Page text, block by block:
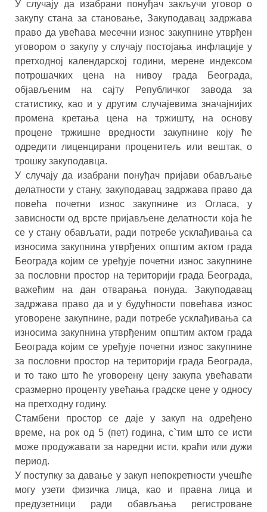
У случају да изабрани понуђач закључи уговор о
закупу стана за становање, Закуподавац задржава
право да увећава месечни износ закупнине утврђен
уговором о закупу у случају постојања инфлације у
претходној календарској години, мерене индексом
потрошачких цена на нивоу града Београда,
објављеним на сајту Републичког завода за
статистику, као и у другим случајевима значајнијих
промена кретања цена на тржишту, на основу
процене тржишне вредности закупнине коју ће
одредити лиценцирани проценитељ или вештак, о
трошку закуподавца.
У случају да изабрани понуђач пријави обављање
делатности у стану, закуподавац задржава право да
повећа почетни износ закупнине из Огласа, у
зависности од врсте пријављене делатности која ће
се у стану обављати, ради потребе усклађивања са
износима закупнина утврђених општим актом града
Београда којим се уређује почетни износ закупнине
за пословни простор на територији града Београда,
важећим на дан отварања понуда. Закуподавац
задржава право да и у будућности повећава износ
уговорене закупнине, ради потребе усклађивања са
износима закупнина утврђеним општим актом града
Београда којим се уређује почетни износ закупнине
за пословни простор на територији града Београда,
и то тако што ће уговорену цену закупа увећавати
сразмерно проценту увећања градске цене у односу
на претходну годину.
Стамбени простор се даје у закуп на одређено
време, на рок од 5 (пет) година, с`тим што се исти
може продужавати за наредни исти, краћи или дужи
период.
У поступку за давање у закуп непокретности учешће
могу узети физичка лица, као и правна лица и
предузетници ради обављања регистроване